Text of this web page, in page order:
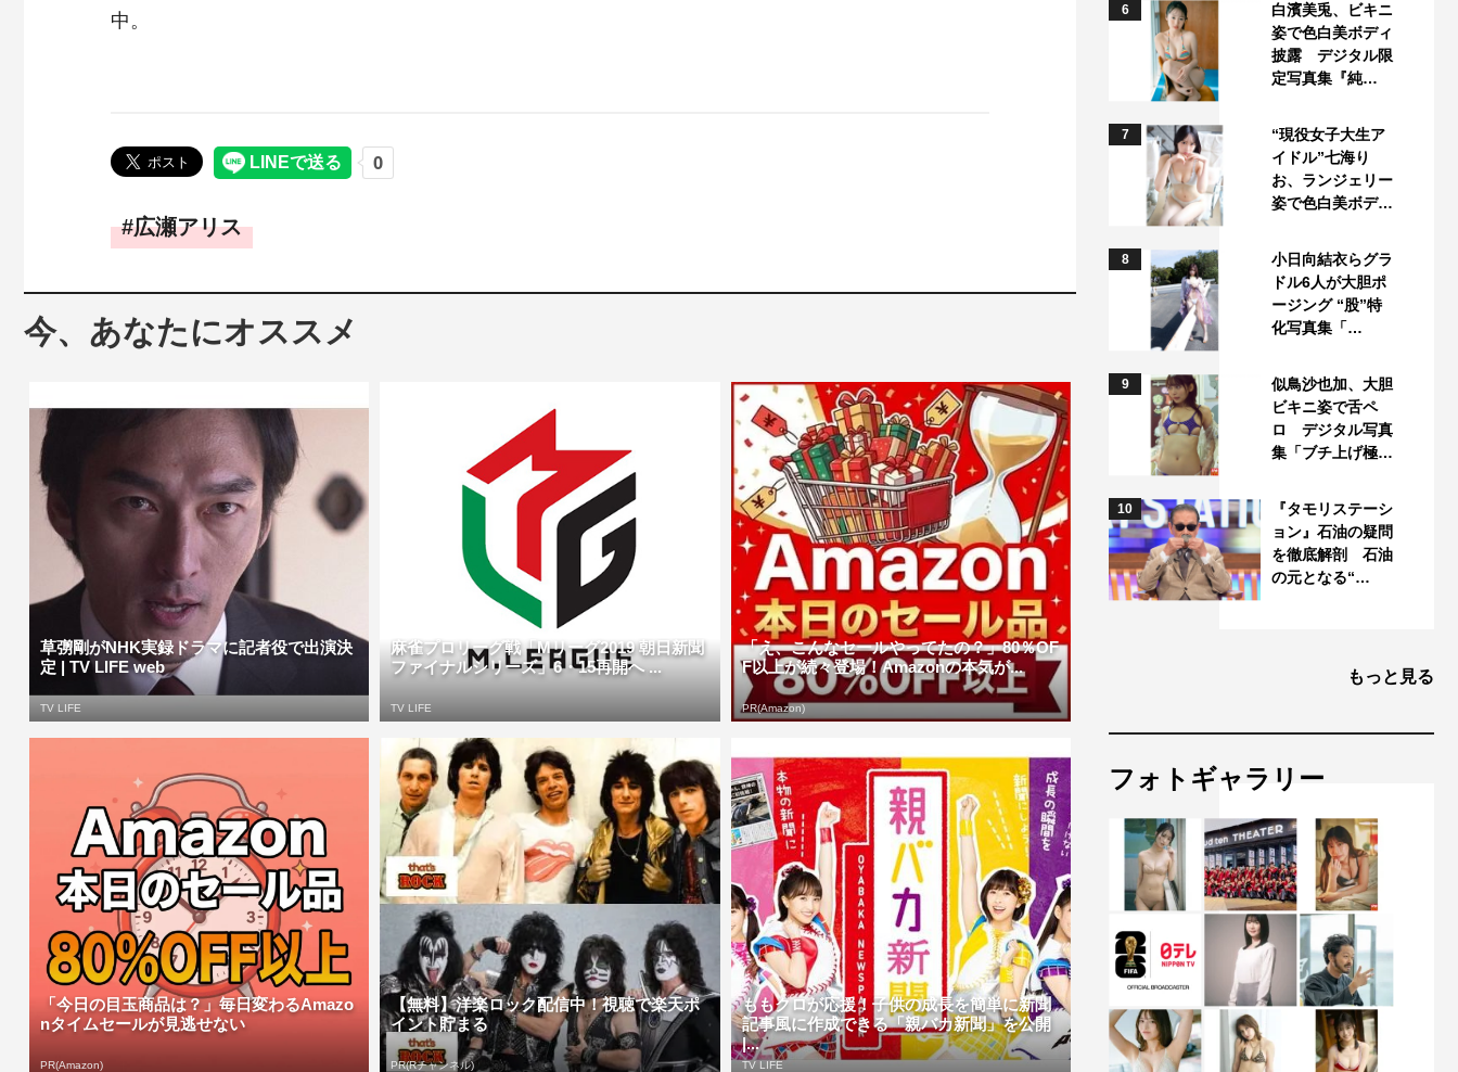
中。
広瀬アリス
今、あなたにオススメ
草彅剛がNHK実録ドラマに記者役で出演決
定 | TV LIFE web
TV LIFE
麻雀プロリーグ戦「Mリーグ2019 朝日新聞
ファイナルシリーズ」6・15再開へ ...
TV LIFE
「え、こんなセールやってたの？」80％OF
F以上が続々登場！Amazonの本気が...
PR(Amazon)
「今日の目玉商品は？」毎日変わるAmazo
nタイムセールが見逃せない
PR(Amazon)
【無料】洋楽ロック配信中！視聴で楽天ポ
イント貯まる
PR(Rチャンネル)
ももクロが応援！子供の成長を簡単に新聞
記事風に作成できる「親バカ新聞」を公開
|...
TV LIFE
6
白濱美兎、ビキニ
姿で色白美ボディ
披露 デジタル限
定写真集『純…
7
“現役女子大生ア
イドル”七海り
お、ランジェリー
姿で色白美ボデ…
8
小日向結衣らグラ
ドル6人が大胆ポ
ージング “股”特
化写真集「…
9
似鳥沙也加、大胆
ビキニ姿で舌ペ
ロ デジタル写真
集「ブチ上げ極…
10
『タモリステーシ
ョン』石油の疑問
を徹底解剖 石油
の元となる“…
もっと見る
フォトギャラリー